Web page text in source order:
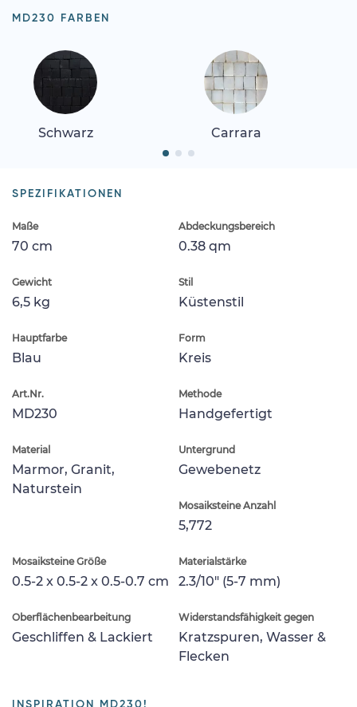
MD230 FARBEN
Schwarz Carrara
SPEZIFIKATIONEN
Maße
70 cm
Abdeckungsbereich
0.38 qm
Gewicht
6,5 kg
Stil
Küstenstil
Hauptfarbe
Blau
Form
Kreis
Art.Nr.
MD230
Methode
Handgefertigt
Material
Marmor, Granit,
Naturstein
Untergrund
Gewebenetz
Mosaiksteine Anzahl
5,772
Mosaiksteine Größe
0.5-2 x 0.5-2 x 0.5-0.7 cm
Materialstärke
2.3/10" (5-7 mm)
Oberflächenbearbeitung
Geschliffen & Lackiert
Widerstandsfähigkeit gegen
Kratzspuren, Wasser &
Flecken
INSPIRATION MD230!